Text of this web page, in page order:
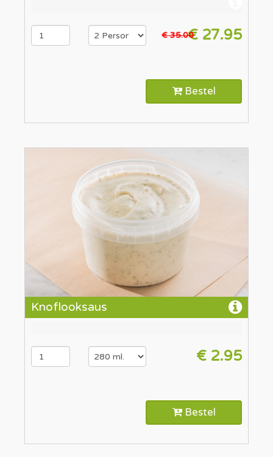
€ 35.00€ 27.95
Bestel
Knoflooksaus
€ 2.95
Bestel